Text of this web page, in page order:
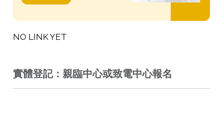
NO LINK YET
實體登記：親臨中心或致電中心報名